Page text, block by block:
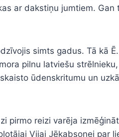
ar dakstiņu jumtiem. Gan
simts gadus. Tā kā
pilnu latviešu
ūdenskritumu un
pirmo reizi varēja
Vijai Jēkabsonei par